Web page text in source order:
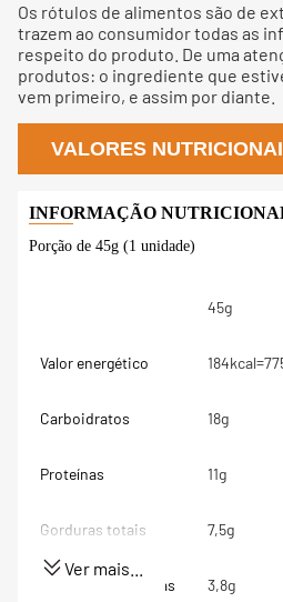
Os rótulos de alimentos são de
trazem ao consumidor todas as
respeito do produto. De uma
produtos: o ingrediente que
vem primeiro, e assim por diante.
VALORES
Porção de 45g (1 unidade)
45g
Valor energético
Carboidratos 18g
Proteínas 11g
Gorduras totais 7,5g
Gorduras Saturadas 3,8g
Ver mais...